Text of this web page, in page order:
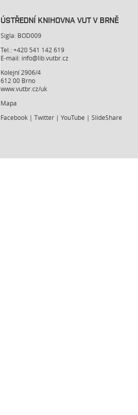
ÚSTŘEDNÍ KNIHOVNA VUT V BRNĚ
Sigla: BOD009
Tel.: +420 541 142 619
E-mail: info@lib.vutbr.cz
Kolejní 2906/4
612 00 Brno
www.vutbr.cz/uk
Mapa
Facebook |Twitter |YouTube |SlideShare